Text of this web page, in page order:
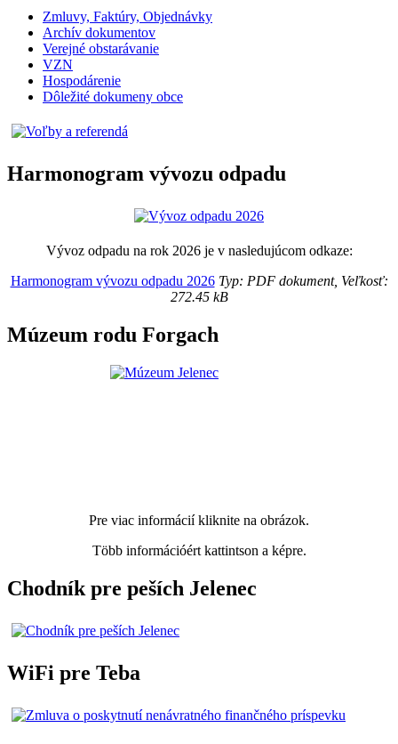
Zmluvy, Faktúry, Objednávky
Archív dokumentov
Verejné obstarávanie
VZN
Hospodárenie
Dôležité dokumeny obce
Harmonogram vývozu odpadu
Vývoz odpadu na rok 2026 je v nasledujúcom odkaze:
Harmonogram vývozu odpadu 2026Typ: PDF dokument, Veľkosť:
272.45 kB
Múzeum rodu Forgach
Pre viac informácií kliknite na obrázok.
Több információért kattintson a képre.
Chodník pre peších Jelenec
WiFi pre Teba